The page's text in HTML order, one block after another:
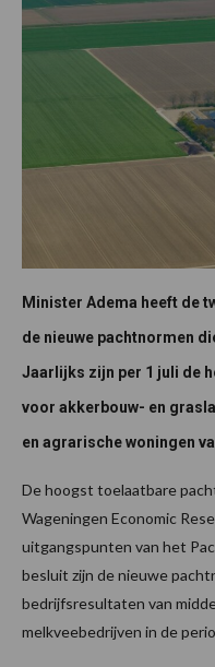
Minister Adema heeft de
de nieuwe pachtnormen
Jaarlijks zijn per 1 juli de
voor akkerbouw- en
en agrarische woningen
De hoogst toelaatbare
Wageningen Economic
uitgangspunten van het
besluit zijn de nieuwe
bedrijfsresultaten van
melkveebedrijven in de